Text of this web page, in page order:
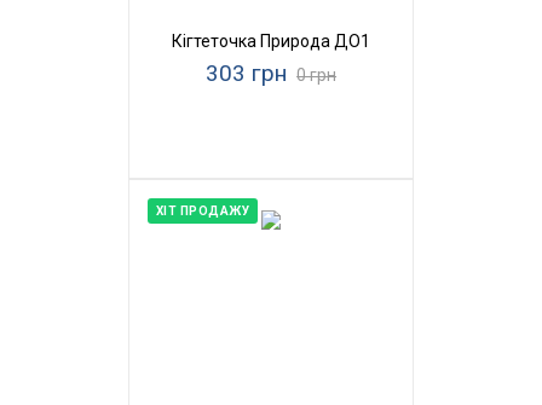
Кігтеточка Природа ДО1
303 грн 0 грн
ХІТ ПРОДАЖУ